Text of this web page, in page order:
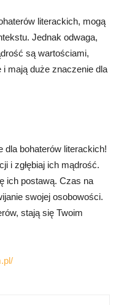
literackich, mogą
Jednak odwaga,
są wartościami,
mają duże znaczenie dla
dla bohaterów literackich!
i zgłębiaj ich mądrość.
ich postawą. Czas na
swojej osobowości.
stają się Twoim